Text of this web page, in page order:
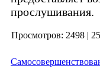
прослушивания.